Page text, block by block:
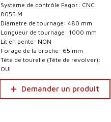
Système de contrôle Fagor: CNC
8055 M
Diametre de tournage: 480 mm
Longueur de tournage: 1000 mm
Lit en pente: NON
Forage de la broche: 65 mm
Tête de tourelle (Tête de revolver):
OUI
Demander un produit